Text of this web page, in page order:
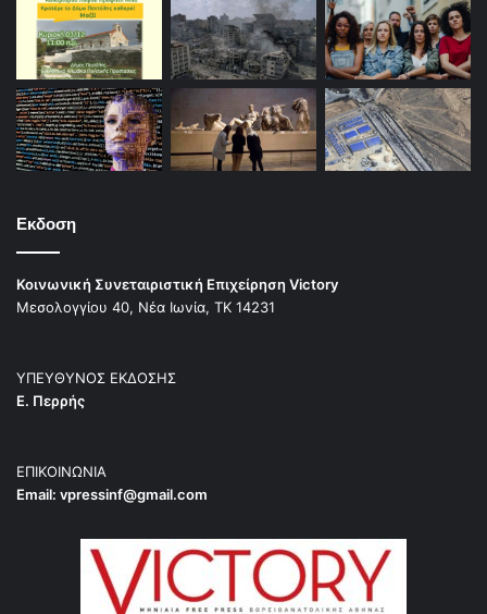
Εκδοση
Κοινωνική Συνεταιριστική Επιχείρηση Victory
Μεσολογγίου 40, Νέα Ιωνία, ΤΚ 14231
ΥΠΕΥΘΥΝΟΣ ΕΚΔΟΣΗΣ
Ε. Περρής
ΕΠΙΚΟΙΝΩΝΙΑ
Email: vpressinf@gmail.com